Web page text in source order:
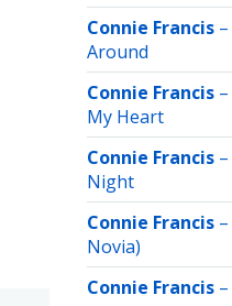
Connie Francis –
Around
Connie Francis –
My Heart
Connie Francis –
Night
Connie Francis –
Novia)
Connie Francis –